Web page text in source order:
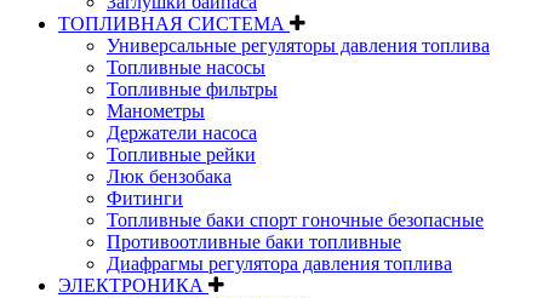
ТОПЛИВНАЯ СИСТЕМА
Универсальные регуляторы давления топлива
Топливные насосы
Топливные фильтры
Манометры
Держатели насоса
Топливные рейки
Люк бензобака
Фитинги
Топливные баки спорт гоночные безопасные
Противоотливные баки топливные
Диафрагмы регулятора давления топлива
ЭЛЕКТРОНИКА